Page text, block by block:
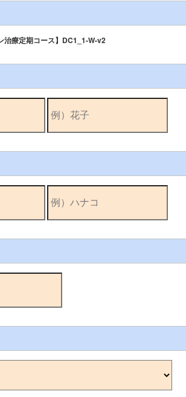
治療定期コース】DC1_1-W-v2